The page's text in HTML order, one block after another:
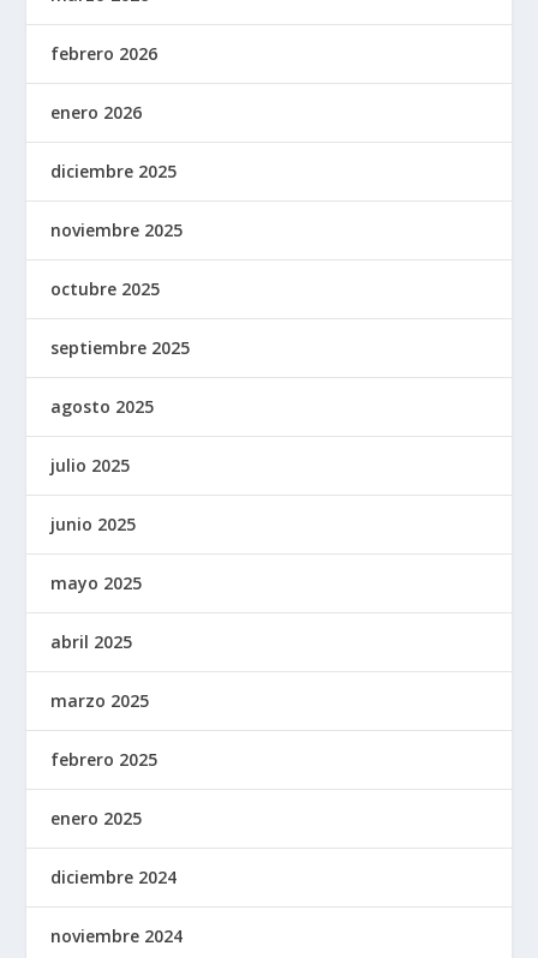
febrero 2026
enero 2026
diciembre 2025
noviembre 2025
octubre 2025
septiembre 2025
agosto 2025
julio 2025
junio 2025
mayo 2025
abril 2025
marzo 2025
febrero 2025
enero 2025
diciembre 2024
noviembre 2024